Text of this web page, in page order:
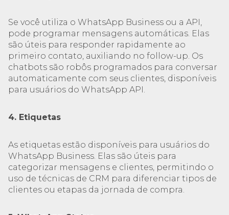
Se você utiliza o WhatsApp Business ou a API,
pode programar mensagens automáticas. Elas
são úteis para responder rapidamente ao
primeiro contato, auxiliando no follow-up. Os
chatbots são robôs programados para conversar
automaticamente com seus clientes, disponíveis
para usuários do WhatsApp API.
4. Etiquetas
As etiquetas estão disponíveis para usuários do
WhatsApp Business. Elas são úteis para
categorizar mensagens e clientes, permitindo o
uso de técnicas de CRM para diferenciar tipos de
clientes ou etapas da jornada de compra.